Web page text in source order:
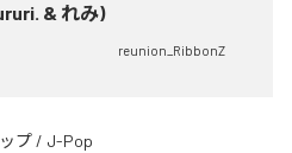
& れみ)
reunion_RibbonZ
プ / J-Pop